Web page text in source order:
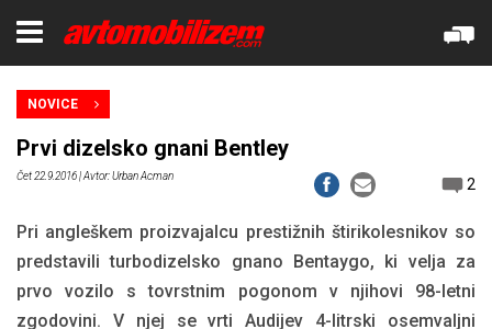
NOVICE
Prvi dizelsko gnani Bentley
Čet 22.9.2016| Avtor: Urban Acman 2
Pri angleškem proizvajalcu prestižnih štirikolesnikov so
predstavili turbodizelsko gnano Bentaygo, ki velja za
prvo vozilo s tovrstnim pogonom v njihovi 98-letni
zgodovini. V njej se vrti Audijev 4-litrski osemvaljni